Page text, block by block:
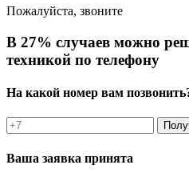
Пожалуйста, звоните
В 27% случаев можно
техникой по телефону
На какой номер вам
Ваша заявка принята